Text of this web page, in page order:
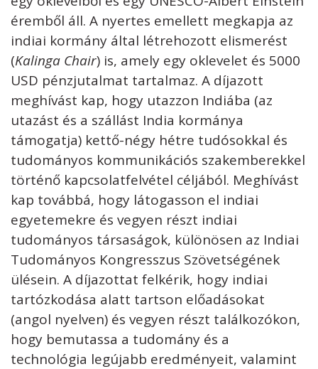
éremből áll. A nyertes emellett megkapja az
indiai kormány által létrehozott elismerést
(Kalinga Chair) is, amely egy oklevelet és 5000
USD pénzjutalmat tartalmaz. A díjazott
meghívást kap, hogy utazzon Indiába (az
utazást és a szállást India kormánya
támogatja) kettő-négy hétre tudósokkal és
tudományos kommunikációs szakemberekkel
történő kapcsolatfelvétel céljából. Meghívást
kap továbbá, hogy látogasson el indiai
egyetemekre és vegyen részt indiai
tudományos társaságok, különösen az Indiai
Tudományos Kongresszus Szövetségének
ülésein. A díjazottat felkérik, hogy indiai
tartózkodása alatt tartson előadásokat
(angol nyelven) és vegyen részt találkozókon,
hogy bemutassa a tudomány és a
technológia legújabb eredményeit, valamint